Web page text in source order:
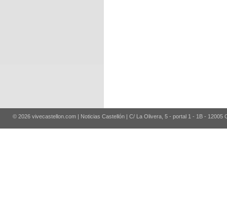
© 2026 vivecastellon.com | Noticias Castellón | C/ La Olivera, 5 - portal 1 - 1B - 12005